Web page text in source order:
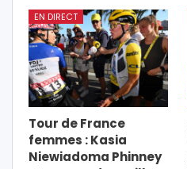
EN DIRECT
Tour de France
femmes : Kasia
Niewiadoma Phinney